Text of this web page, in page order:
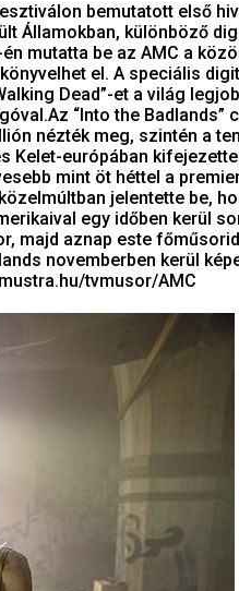
bemutatott első
Államokban, különböző
mutatta be az AMC a
el. A speciális
Dead”-et a világ
“Into the Badlands”
nézték meg, szintén a
Kelet-európában
mint öt héttel a
jelentette be,
egy időben kerül
majd aznap este
novemberben kerül
tvmusor/AMC